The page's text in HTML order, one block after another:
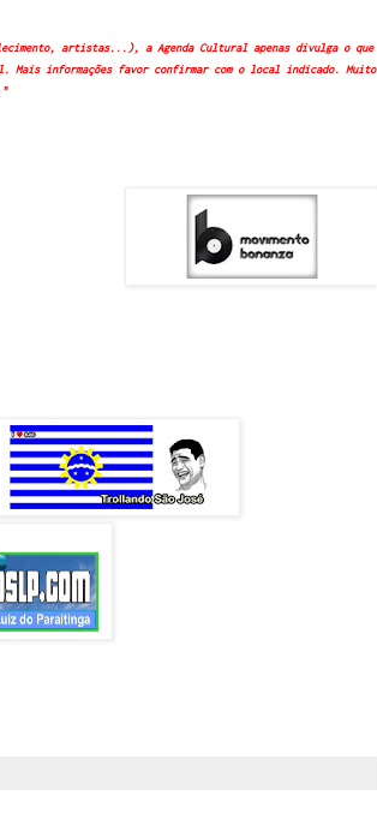
artistas...), a Agenda Cultural apenas divulga o que
informações favor confirmar com o local indicado. Muito